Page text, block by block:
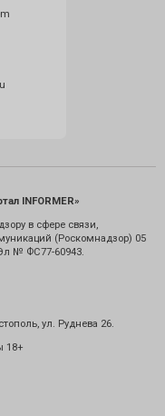
INFORMER»
в сфере связи,
(Роскомнадзор) 05
Эл № ФС77-60943.
ул. Руднева 26.
18+